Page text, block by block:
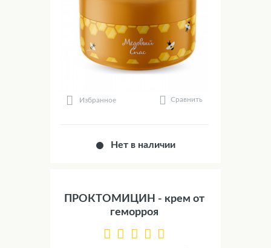
Избранное Сравнить
Нет в наличии
ПРОКТОМИЦИН - крем от
геморроя